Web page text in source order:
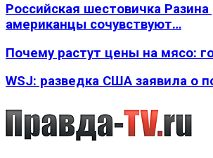
Российская шестовичка Разина
американцы сочувствуют…
Почему растут цены на мясо:
WSJ: разведка США заявила о